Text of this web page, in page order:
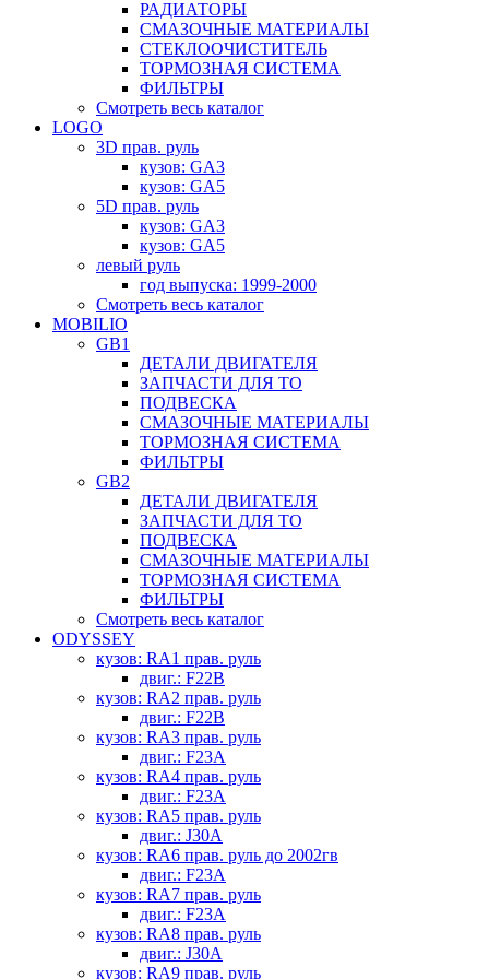
РАДИАТОРЫ
СМАЗОЧНЫЕ МАТЕРИАЛЫ
СТЕКЛООЧИСТИТЕЛЬ
ТОРМОЗНАЯ СИСТЕМА
ФИЛЬТРЫ
Смотреть весь каталог
LOGO
3D прав. руль
кузов: GA3
кузов: GA5
5D прав. руль
кузов: GA3
кузов: GA5
левый руль
год выпуска: 1999-2000
Смотреть весь каталог
MOBILIO
GB1
ДЕТАЛИ ДВИГАТЕЛЯ
ЗАПЧАСТИ ДЛЯ ТО
ПОДВЕСКА
СМАЗОЧНЫЕ МАТЕРИАЛЫ
ТОРМОЗНАЯ СИСТЕМА
ФИЛЬТРЫ
GB2
ДЕТАЛИ ДВИГАТЕЛЯ
ЗАПЧАСТИ ДЛЯ ТО
ПОДВЕСКА
СМАЗОЧНЫЕ МАТЕРИАЛЫ
ТОРМОЗНАЯ СИСТЕМА
ФИЛЬТРЫ
Смотреть весь каталог
ODYSSEY
кузов: RA1 прав. руль
двиг.: F22B
кузов: RA2 прав. руль
двиг.: F22B
кузов: RA3 прав. руль
двиг.: F23A
кузов: RA4 прав. руль
двиг.: F23A
кузов: RA5 прав. руль
двиг.: J30A
кузов: RA6 прав. руль до 2002гв
двиг.: F23A
кузов: RA7 прав. руль
двиг.: F23A
кузов: RA8 прав. руль
двиг.: J30A
кузов: RA9 прав. руль